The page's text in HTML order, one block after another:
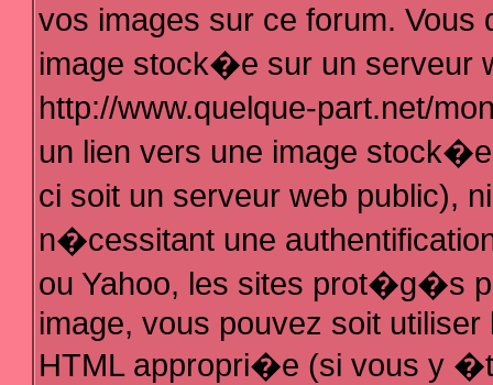
vos images sur ce forum.
image stock�e sur un serveur
http://www.quelque-part.net/
un lien vers une image
ci soit un serveur web public),
n�cessitant une
ou Yahoo, les sites prot�g�s
image, vous pouvez soit
HTML appropri�e (si vous y